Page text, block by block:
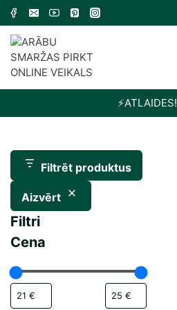
Skip
content
⚡️ATLAIDES!
Filtrēt produktus
Aizvērt
Filtri
Cena